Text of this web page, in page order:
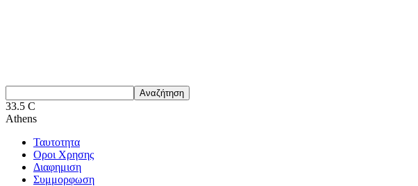
33.5 C
Athens
Ταυτοτητα
Οροι Χρησης
Διαφημιση
Συμμορφωση